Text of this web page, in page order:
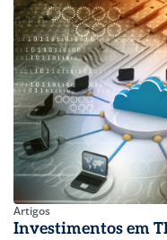
Artigos
Investimentos em